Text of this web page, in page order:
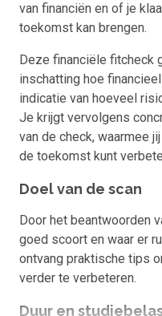
van financiën en of je
toekomst kan brengen.
Deze financiële fitcheck
inschatting hoe
indicatie van hoeveel
Je krijgt vervolgens
van de check, waarmee
de toekomst kunt
Doel van de scan
Door het beantwoorden
goed scoort en waar er
ontvang praktische tips
verder te verbeteren.
Duur en